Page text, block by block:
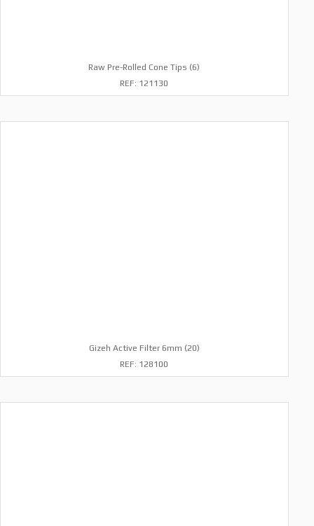
Raw Pre-Rolled Cone Tips (6)
REF: 121130
Gizeh Active Filter 6mm (20)
REF: 128100